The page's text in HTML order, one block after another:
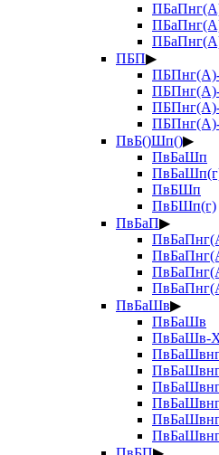
ПБП▶
ПвБ()Шп()▶
ПвБаШп
ПвБШп
ПвБШп(г)
ПвБаП▶
ПвБаШв▶
ПвБаШв
ПвБаШв-